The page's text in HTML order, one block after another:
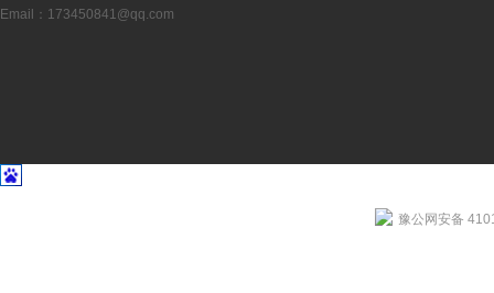
Email： 173450841@qq.com
豫公网安备